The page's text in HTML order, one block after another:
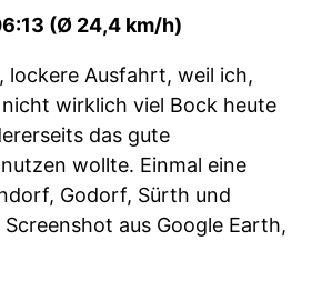
(Ø 24,4 km/h)
lockere Ausfahrt, weil ich,
wirklich viel Bock heute
das gute
wollte. Einmal eine
Godorf, Sürth und
Screenshot aus Google Earth,